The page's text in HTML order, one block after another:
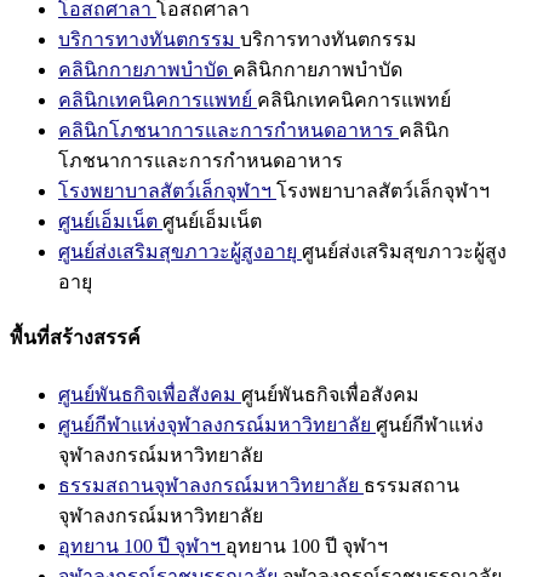
โอสถศาลา โอสถศาลา
บริการทางทันตกรรม บริการทางทันตกรรม
คลินิกกายภาพบำบัด คลินิกกายภาพบำบัด
คลินิกเทคนิคการแพทย์ คลินิกเทคนิคการแพทย์
คลินิกโภชนาการและการกำหนดอาหาร คลินิก
โภชนาการและการกำหนดอาหาร
โรงพยาบาลสัตว์เล็กจุฬาฯ โรงพยาบาลสัตว์เล็กจุฬาฯ
ศูนย์เอ็มเน็ต ศูนย์เอ็มเน็ต
ศูนย์ส่งเสริมสุขภาวะผู้สูงอายุ ศูนย์ส่งเสริมสุขภาวะผู้สูง
อายุ
พื้นที่สร้างสรรค์
ศูนย์พันธกิจเพื่อสังคม ศูนย์พันธกิจเพื่อสังคม
ศูนย์กีฬาแห่งจุฬาลงกรณ์มหาวิทยาลัย ศูนย์กีฬาแห่ง
จุฬาลงกรณ์มหาวิทยาลัย
ธรรมสถานจุฬาลงกรณ์มหาวิทยาลัย ธรรมสถาน
จุฬาลงกรณ์มหาวิทยาลัย
อุทยาน 100 ปี จุฬาฯ อุทยาน 100 ปี จุฬาฯ